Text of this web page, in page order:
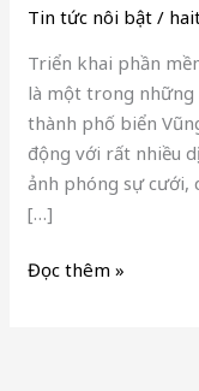
Tin tức nôi bật /
Triển khai phần
là một trong những
thành phố biển
động với rất nhiều
ảnh phóng sự cưới,
[…]
Đọc thêm »